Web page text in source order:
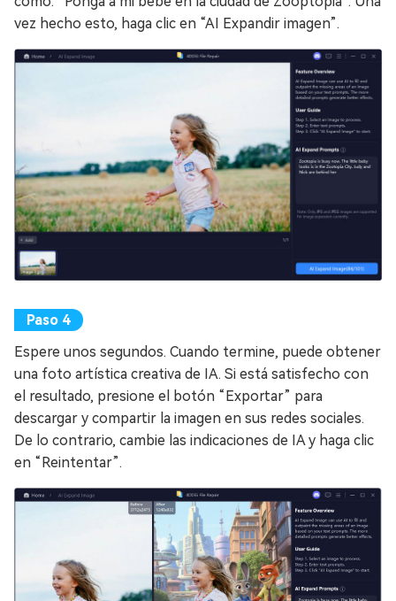
vez hecho esto, haga clic en “AI Expandir imagen”.
Espere unos segundos. Cuando termine, puede obtener
una foto artística creativa de IA. Si está satisfecho con
el resultado, presione el botón “Exportar” para
descargar y compartir la imagen en sus redes sociales.
De lo contrario, cambie las indicaciones de IA y haga clic
en “Reintentar”.